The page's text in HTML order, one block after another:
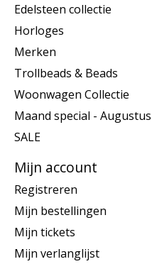
Edelsteen collectie
Horloges
Merken
Trollbeads & Beads
Woonwagen Collectie
Maand special - Augustus
SALE
Mijn account
Registreren
Mijn bestellingen
Mijn tickets
Mijn verlanglijst